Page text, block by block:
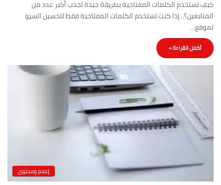
كيف تستخدم الكلمات المفتاحية بطريقة جيدة لجذب أكبر عدد من
المتابعين؟.. إذا كنت تستخدم الكلمات المفتاحية فقط لتحسين السيو
لموقع…
أكمل القراءة »
إعلام ومحتوى